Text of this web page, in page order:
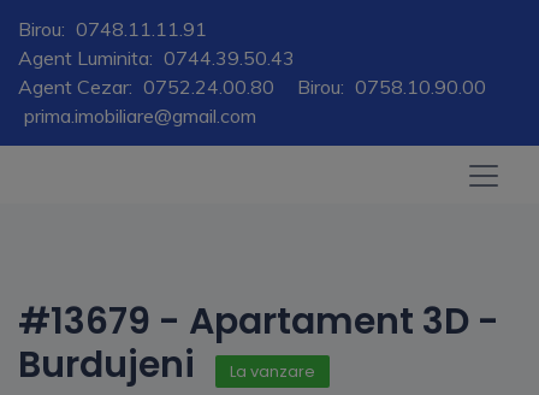
Birou: 0748.11.11.91
Agent Luminita: 0744.39.50.43
Agent Cezar: 0752.24.00.80 Birou: 0758.10.90.00
prima.imobiliare@gmail.com
#13679 - Apartament 3D -
Burdujeni
La vanzare